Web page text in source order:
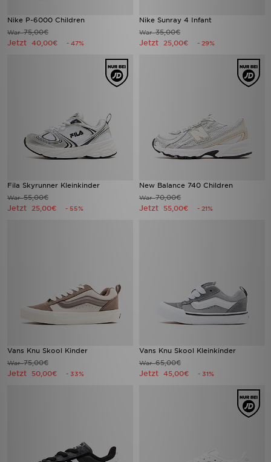
Nike P-6000 Children
War75,00€
Jetzt 40,00€ - 47%
Nike Sunray 4 Infant
War35,00€
Jetzt 25,00€ - 29%
Fila Skyrunner Kleinkinder
War55,00€
Jetzt 25,00€ - 55%
New Balance 740 Children
War70,00€
Jetzt 55,00€ - 21%
Vans Knu Skool Kinder
War75,00€
Jetzt 50,00€ - 33%
Vans Knu Skool Kleinkinder
War65,00€
Jetzt 45,00€ - 31%